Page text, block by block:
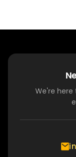
We're here